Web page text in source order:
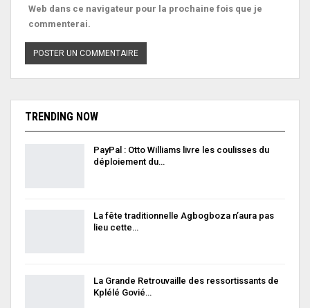
Web dans ce navigateur pour la prochaine fois que je
commenterai.
TRENDING NOW
PayPal : Otto Williams livre les coulisses du
déploiement du…
La fête traditionnelle Agbogboza n’aura pas
lieu cette…
La Grande Retrouvaille des ressortissants de
Kplélé Govié…